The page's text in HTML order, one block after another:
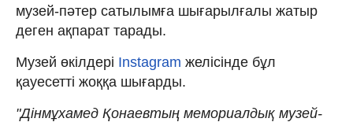
музей-пәтер сатылымға шығарылғалы жатыр
деген ақпарат тарады.
Музей өкілдері Instagram желісінде бұл
қауесетті жоққа шығарды.
"Дінмұхамед Қонаевтың мемориалдық музей-